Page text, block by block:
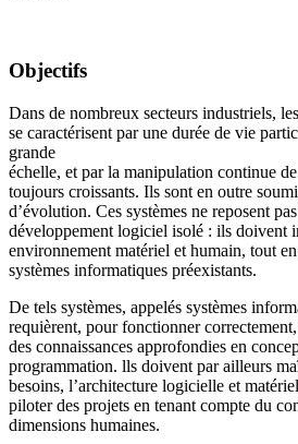
Objectifs
Dans de nombreux secteurs industriels,
se caractérisent par une durée de vie
grande
échelle, et par la manipulation continue
toujours croissants. Ils sont en outre
d’évolution. Ces systèmes ne reposent
développement logiciel isolé : ils doivent
environnement matériel et humain, tout
systèmes informatiques préexistants.
De tels systèmes, appelés systèmes
requièrent, pour fonctionner
des connaissances approfondies en
programmation. lls doivent par ailleurs
besoins, l’architecture logicielle et
piloter des projets en tenant compte du
dimensions humaines.